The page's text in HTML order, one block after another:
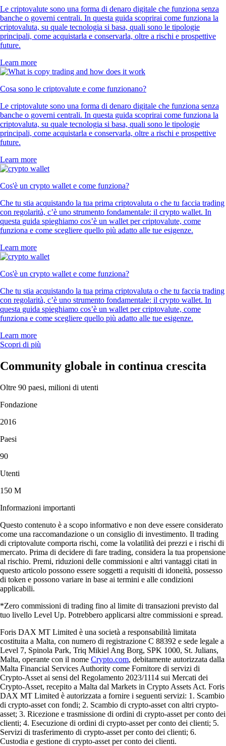
Le criptovalute sono una forma di denaro digitale che funziona senza
banche o governi centrali. In questa guida scoprirai come funziona la
criptovaluta, su quale tecnologia si basa, quali sono le tipologie
principali, come acquistarla e conservarla, oltre a rischi e prospettive
future.
Learn more
Cosa sono le criptovalute e come funzionano?
Le criptovalute sono una forma di denaro digitale che funziona senza
banche o governi centrali. In questa guida scoprirai come funziona la
criptovaluta, su quale tecnologia si basa, quali sono le tipologie
principali, come acquistarla e conservarla, oltre a rischi e prospettive
future.
Learn more
Cos'è un crypto wallet e come funziona?
Che tu stia acquistando la tua prima criptovaluta o che tu faccia trading
con regolarità, c’è uno strumento fondamentale: il crypto wallet. In
questa guida spieghiamo cos’è un wallet per criptovalute, come
funziona e come scegliere quello più adatto alle tue esigenze.
Learn more
Cos'è un crypto wallet e come funziona?
Che tu stia acquistando la tua prima criptovaluta o che tu faccia trading
con regolarità, c’è uno strumento fondamentale: il crypto wallet. In
questa guida spieghiamo cos’è un wallet per criptovalute, come
funziona e come scegliere quello più adatto alle tue esigenze.
Learn more
Scopri di più
Community globale in continua crescita
Oltre 90 paesi, milioni di utenti
Fondazione
2016
Paesi
90
Utenti
150 M
Informazioni importanti
Questo contenuto è a scopo informativo e non deve essere considerato
come una raccomandazione o un consiglio di investimento. Il trading
di criptovalute comporta rischi, come la volatilità dei prezzi e i rischi di
mercato. Prima di decidere di fare trading, considera la tua propensione
al rischio. Premi, riduzioni delle commissioni e altri vantaggi citati in
questo articolo possono essere soggetti a requisiti di idoneità, possesso
di token e possono variare in base ai termini e alle condizioni
applicabili.
*Zero commissioni di trading fino al limite di transazioni previsto dal
tuo livello Level Up. Potrebbero applicarsi altre commissioni e spread.
Foris DAX MT Limited è una società a responsabilità limitata
costituita a Malta, con numero di registrazione C 88392 e sede legale a
Level 7, Spinola Park, Triq Mikiel Ang Borg, SPK 1000, St. Julians,
Malta, operante con il nome Crypto.com, debitamente autorizzata dalla
Malta Financial Services Authority come Fornitore di servizi di
Crypto-Asset ai sensi del Regolamento 2023/1114 sui Mercati dei
Crypto-Asset, recepito a Malta dal Markets in Crypto Assets Act. Foris
DAX MT Limited è autorizzata a fornire i seguenti servizi: 1. Scambio
di crypto-asset con fondi; 2. Scambio di crypto-asset con altri crypto-
asset; 3. Ricezione e trasmissione di ordini di crypto-asset per conto dei
clienti; 4. Esecuzione di ordini di crypto-asset per conto dei clienti; 5.
Servizi di trasferimento di crypto-asset per conto dei clienti; 6.
Custodia e gestione di crypto-asset per conto dei clienti.